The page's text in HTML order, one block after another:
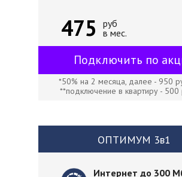
руб
в мес.
ОПТИМУМ 3в1
Интернет до 300
*50% на 2 месяца, далее - 950
**подключение в квартиру - 500
Подключить по
475